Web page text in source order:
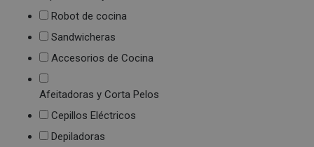
Robot de cocina
Sandwicheras
Accesorios de Cocina
Afeitadoras y Corta Pelos
Cepillos Eléctricos
Depiladoras